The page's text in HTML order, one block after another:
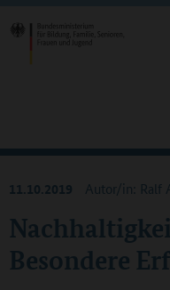
Besondere
11.10.2019 Autor/in: Ralf